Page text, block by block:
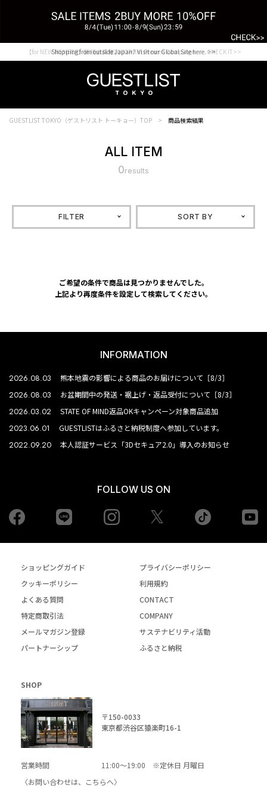
Shopping from outside Japan? Visit our Global Site here. >>
【for NEW MEMBER】新規会員様1000Point Present Campaign CHECK IT>>
GUESTLIST TOKYO（ゲストリスト トーキョー）TOP 商品検索結果
ALL ITEM
0results
FILTER SORT BY
ご希望の条件で商品は見つかりませんでした。
上記より再度条件を設定して検索してください。
INFORMATION
2026.08.03 熊本地震の影響による商品のお届けについて［8/3］
2026.08.03 お盆期間中の発送・裾上げ・返品受付について［8/3］
2026.03.02 STATE OF MIND返品OKキャンペーン対象商品追加
2023.06.01 GUESTLISTはふるさと納税制度へ参加しています。
2022.09.20 本人認証サービス「3Dセキュア2.0」導入のお知らせ
FOLLOW US ON
Facebook Instagram tiktok
ショッピングガイド
プライバシーポリシー
クッキーポリシー
利用規約
よくある質問
CONTACT
特定商取引法
COMPANY
メールマガジン登録
サステナビリティ活動
パートナーシップ
ふるさと納税
SHOP
〒150-0033
東京都渋谷区猿楽町16-1
営業時間
11:00～19:00 ※定休日 月曜日
〈お問い合わせは、
こちらへ〉